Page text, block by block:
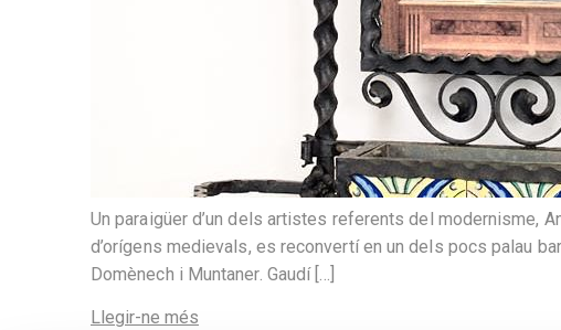
Un paraigüer d’un dels artistes referents del modernisme,
d’orígens medievals, es reconvertí en un dels pocs palau
Domènech i Muntaner. Gaudí […]
Llegir-ne més